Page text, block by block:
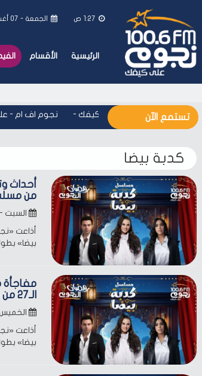
1:27 ص الجمعة - ٠٧ أغسطس ٢٠٢٦
الرئيسية الأقسام
تستمع الآن -نجوم اف ام - على كيفك نجوم اف ام -
كدبة بيضا
من
السبت - ٢٩ مارس ٢٠٢٥
بيضا»
مفاجأة
الـ27 من «كدبة بيضا»
الخميس - ٢٧ مارس
بيضا»